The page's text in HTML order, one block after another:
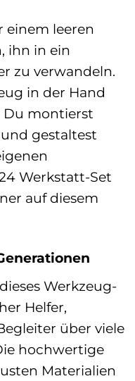
einem leeren
ihn in ein
zu verwandeln.
in der Hand
Du montierst
gestaltest
Werkstatt-Set
auf diesem
Werkzeug-
Helfer,
über viele
hochwertige
Materialien